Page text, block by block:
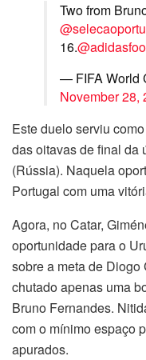
Two from
16.
— FIFA World
November 28,
Este duelo serviu
das oitavas de final da
(Rússia). Naquela
Portugal com uma
Agora, no Catar,
oportunidade para o
sobre a meta de
chutado apenas uma
Bruno Fernandes.
com o mínimo espaço
apurados.